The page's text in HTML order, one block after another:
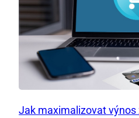
Jak maximalizovat výnos